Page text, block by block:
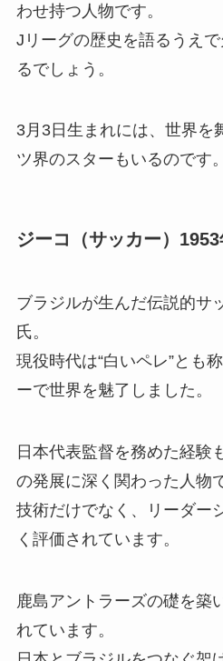
わせ持つ人物です。
Jリーグの歴史を語るうえ
るでしょう。
3月3日生まれには、世界を
ツ界のスターもいるのです。
ジーコ（サッカー）
ブラジルが生んだ伝説的サ
氏。
現役時代は“白いペレ”とも
ーで世界を魅了しました。
日本代表監督を務めた経験
の発展に深く関わった人物
技術だけでなく、リーダー
く評価されています。
鹿島アントラーズの礎を築
れています。